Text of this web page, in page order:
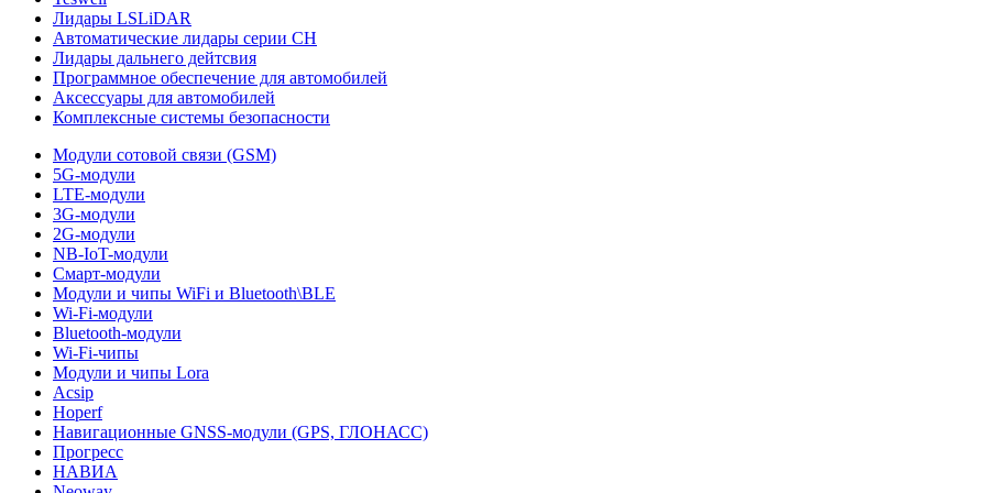
Лидары LSLiDAR
Автоматические лидары серии CH
Лидары дальнего дейтсвия
Программное обеспечение для автомобилей
Аксессуары для автомобилей
Комплексные системы безопасности
Модули сотовой связи (GSM)
5G-модули
LTE-модули
3G-модули
2G-модули
NB-IoT-модули
Смарт-модули
Модули и чипы WiFi и Bluetooth\BLE
Wi-Fi-модули
Bluetooth-модули
Wi-Fi-чипы
Модули и чипы Lora
Acsip
Hoperf
Навигационные GNSS-модули (GPS, ГЛОНАСС)
Прогресс
НАВИА